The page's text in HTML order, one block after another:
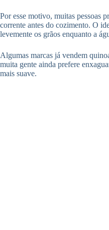
Por esse motivo, muitas pessoas
corrente antes do cozimento. O
levemente os grãos enquanto a
Algumas marcas já vendem
muita gente ainda prefere
mais suave.